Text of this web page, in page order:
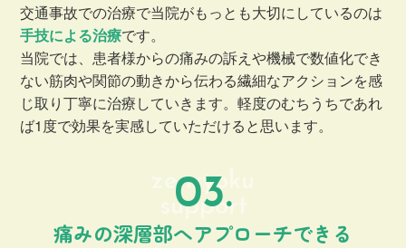
交通事故での治療で当院がもっとも大切にしているのは
手技による治療です。
当院では、患者様からの痛みの訴えや機械で数値化でき
ない筋肉や関節の動きから伝わる繊細なアクションを感
じ取り丁寧に治療していきます。軽度のむちうちであれ
ば1度で効果を実感していただけると思います。
03.
zenryoku
support
痛みの深層部へアプローチできる